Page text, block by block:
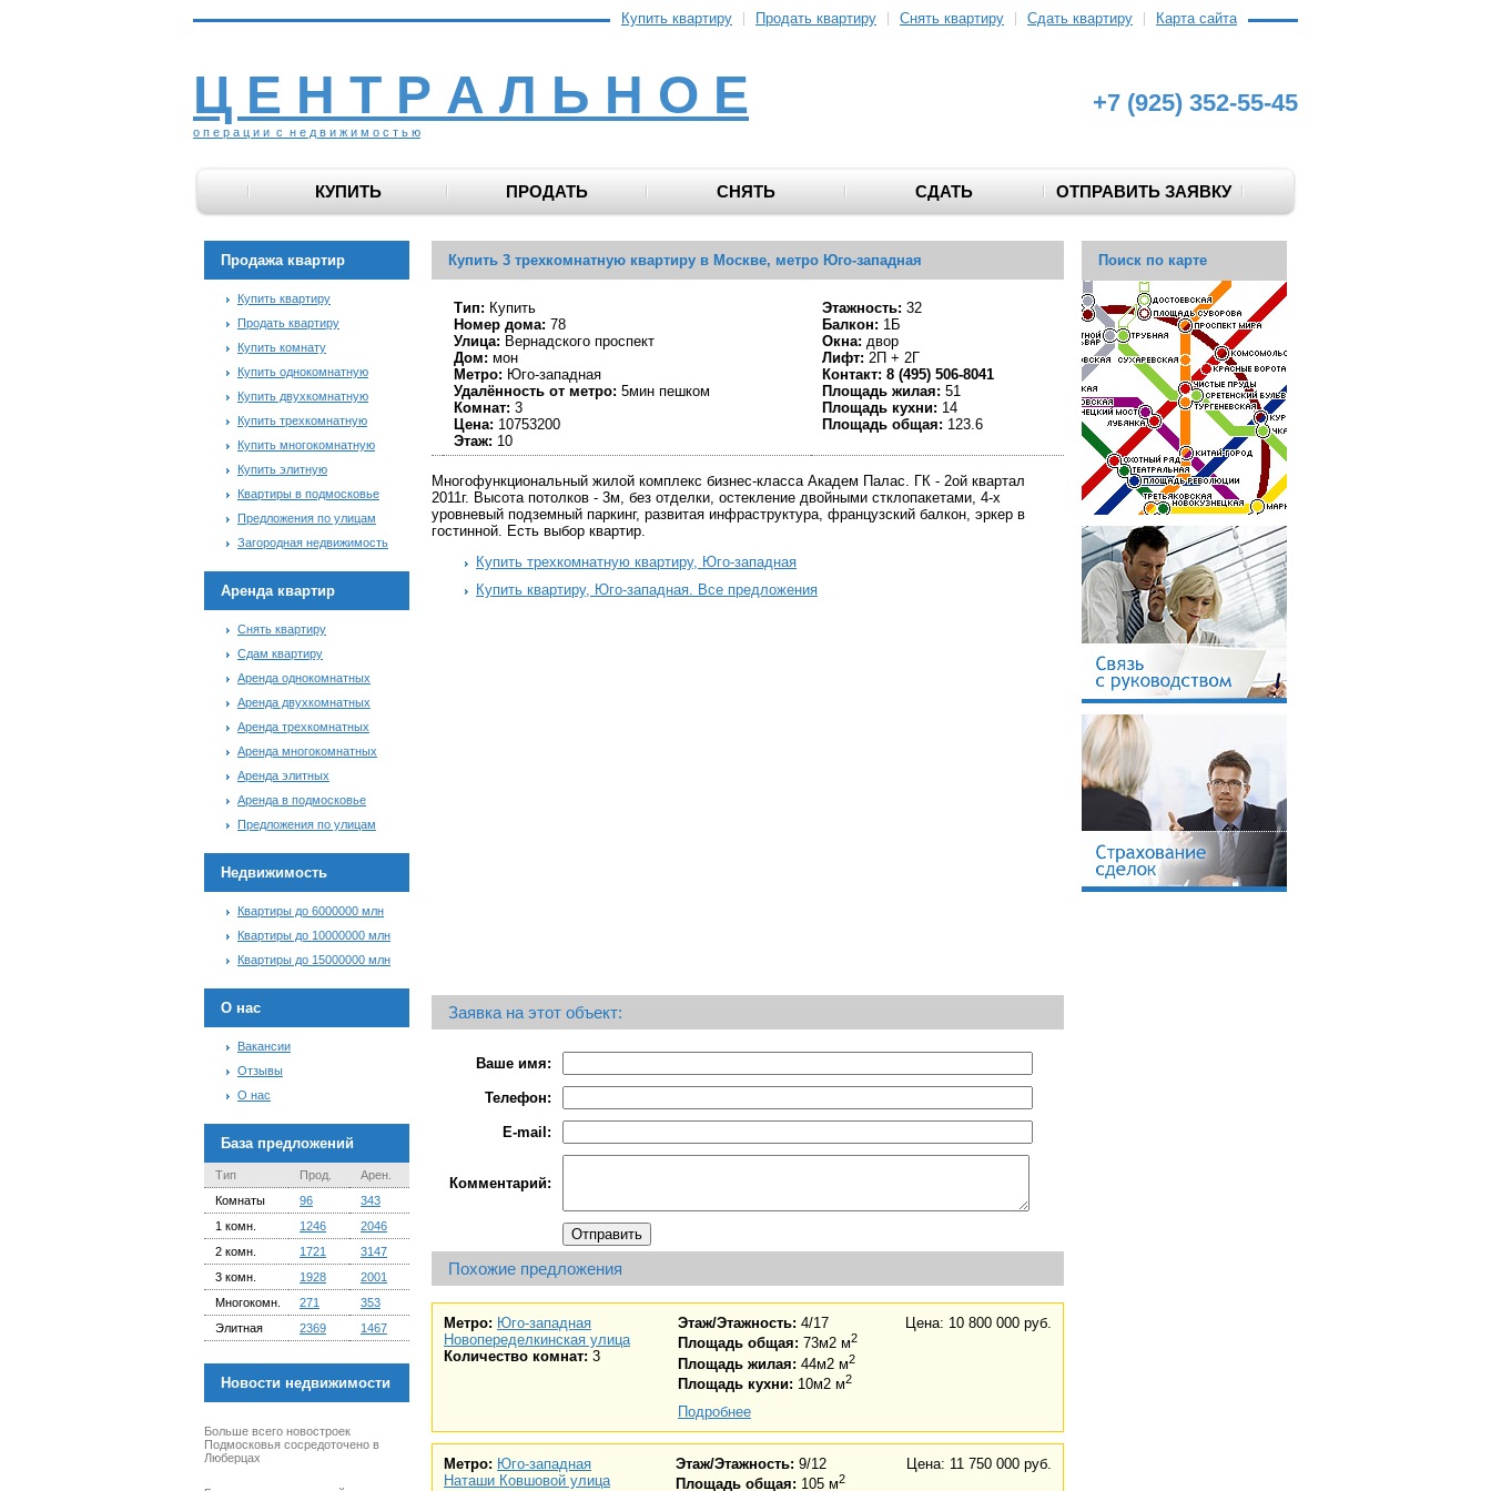
Купить квартиру Продать квартиру Снять квартиру Сдать квартиру Карта сайта
Ц Е Н Т Р А Л Ь Н О Е
о п е р а ц и и с н е д в и ж и м о с т ь ю
+7 (925) 352-55-45
КУПИТЬ ПРОДАТЬ СНЯТЬ СДАТЬ ОТПРАВИТЬ ЗАЯВКУ
Продажа квартир
Купить квартиру
Продать квартиру
Купить комнату
Купить однокомнатную
Купить двухкомнатную
Купить трехкомнатную
Купить многокомнатную
Купить элитную
Квартиры в подмосковье
Предложения по улицам
Загородная недвижимость
Аренда квартир
Снять квартиру
Сдам квартиру
Аренда однокомнатных
Аренда двухкомнатных
Аренда трехкомнатных
Аренда многокомнатных
Аренда элитных
Аренда в подмосковье
Предложения по улицам
Недвижимость
Квартиры до 6000000 млн
Квартиры до 10000000 млн
Квартиры до 15000000 млн
О нас
Вакансии
Отзывы
О нас
База предложений
Тип Прод.
Арен.
Комнаты
96
343
1 комн.
1246
2046
2 комн.
1721
3147
3 комн.
1928
2001
Многокомн.
271
353
Элитная
2369 1467
Новости недвижимости
Больше всего новостроек
Подмосковья сосредоточено в
Люберцах
Купить 3 трехкомнатную квартиру в Москве, метро Юго-западная
Тип: Купить
Номер дома: 78
Улица: Вернадского проспект
Дом: мон
Метро: Юго-западная
Удалённость от метро: 5мин пешком
Комнат: 3
Цена: 10753200
Этаж: 10
Этажность: 32
Балкон: 1Б
Окна: двор
Лифт: 2П + 2Г
Контакт: 8 (495) 506-8041
Площадь жилая: 51
Площадь кухни: 14
Площадь общая: 123.6
Многофункциональный жилой комплекс бизнес-класса Академ Палас. ГК - 2ой квартал
2011г. Высота потолков - 3м, без отделки, остекление двойными стклопакетами, 4-х
уровневый подземный паркинг, развитая инфраструктура, французский балкон, эркер в
гостинной. Есть выбор квартир.
Купить трехкомнатную квартиру, Юго-западная
Купить квартиру, Юго-западная. Все предложения
Заявка на этот объект:
Ваше имя:
Телефон:
E-mail:
Комментарий:
Похожие предложения
Метро: Юго-западная
Новопеределкинская улица
Количество комнат: 3
Этаж/Этажность: 4/17
Площадь общая: 73м2 м2
Площадь жилая: 44м2 м2
Площадь кухни: 10м2 м2
Подробнее
Цена: 10 800 000 руб.
Метро: Юго-западная
Наташи Ковшовой улица
Этаж/Этажность: 9/12
Площадь общая: 105 м2
Цена: 11 750 000 руб.
Поиск по карте